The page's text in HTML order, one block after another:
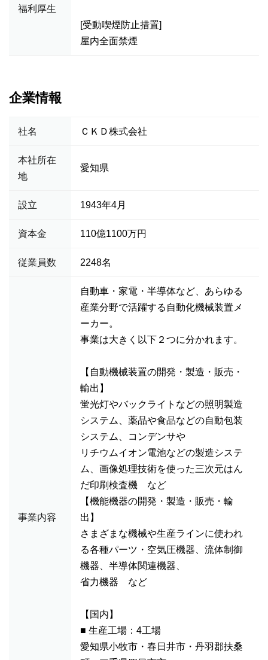
福利厚生
[受動喫煙防止措置]
屋内全面禁煙
企業情報
社名 ＣＫＤ株式会社
本社所在
地
愛知県
設立 1943年4月
資本金 110億1100万円
従業員数 2248名
事業内容
自動車・家電・半導体など、あらゆる
産業分野で活躍する自動化機械装置メ
ーカー。
事業は大きく以下２つに分かれます。
【自動機械装置の開発・製造・販売・
輸出】
蛍光灯やバックライトなどの照明製造
システム、薬品や食品などの自動包装
システム、コンデンサや
リチウムイオン電池などの製造システ
ム、画像処理技術を使った三次元はん
だ印刷検査機 など
【機能機器の開発・製造・販売・輸
出】
さまざまな機械や生産ラインに使われ
る各種パーツ・空気圧機器、流体制御
機器、半導体関連機器、
省力機器 など
【国内】
■ 生産工場：4工場
愛知県小牧市・春日井市・丹羽郡扶桑